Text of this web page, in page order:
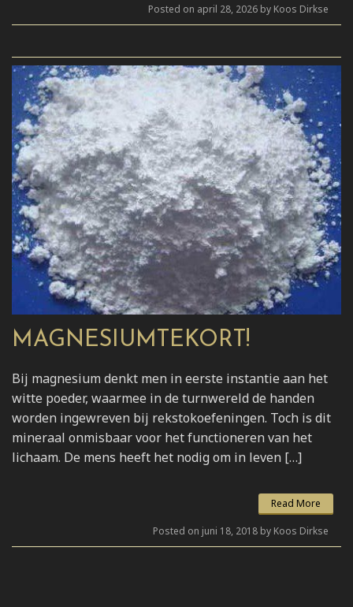
Posted on april 28, 2026 by Koos Dirkse
MAGNESIUMTEKORT!
Bij magnesium denkt men in eerste instantie aan het
witte poeder, waarmee in de turnwereld de handen
worden ingewreven bij rekstokoefeningen. Toch is dit
mineraal onmisbaar voor het functioneren van het
lichaam. De mens heeft het nodig om in leven […]
Read More
Posted on juni 18, 2018 by Koos Dirkse